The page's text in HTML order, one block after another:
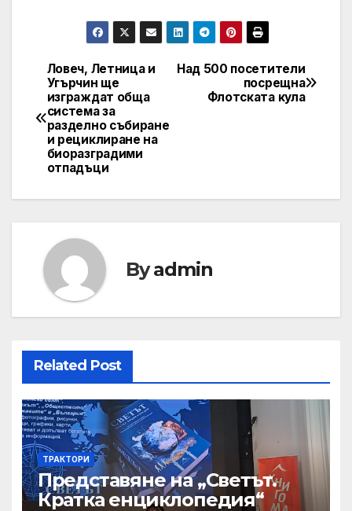
Post
navigation
Над 500 посетители
посрещна
Флотската кула
Ловеч, Летница и
Угърчин ще
изграждат обща
система за
разделно събиране
и рециклиране на
биоразградими
отпадъци
Byadmin
Related Post
ТРАКТОРИ
Представяне на „Светът.
Кратка енциклопедия“